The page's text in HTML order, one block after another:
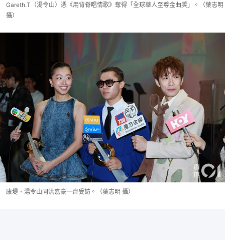
Gareth.T（湯令山）憑《用背脊唱情歌》奪得「全球華人至尊金曲獎」。（葉志明
攝）
康堤、湯令山同洪嘉豪一齊受訪。（葉志明 攝）